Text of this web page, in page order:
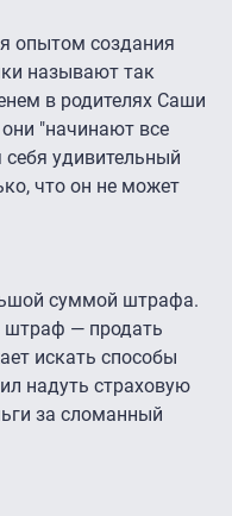
опытом создания
называют так
в родителях Саши
"начинают все
удивительный
что он не может
суммой штрафа.
штраф — продать
искать способы
надуть страховую
за сломанный